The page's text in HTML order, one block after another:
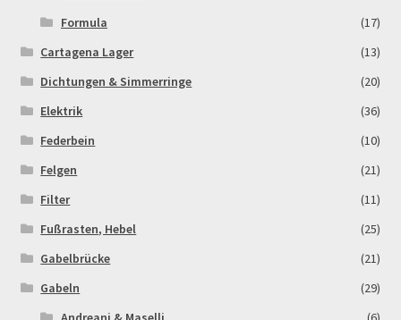
Order Confirmation
Order Failed
Pitbike-Training
Pitbikestrecken in Spanien – eine Rundreise und die
POLITICA DE COOKIES
Registration
Formula
(17)
Cartagena Lager
(13)
Dichtungen & Simmerringe
(20)
Elektrik
(36)
Federbein
(10)
Felgen
(21)
Filter
(11)
Fußrasten, Hebel
(25)
Gabelbrücke
(21)
Gabeln
(29)